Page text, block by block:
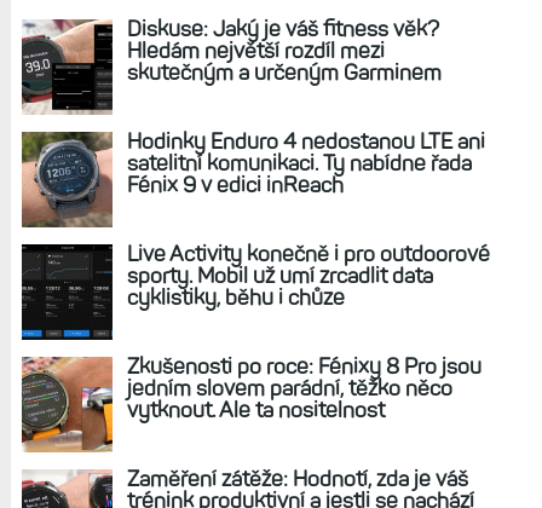
REKLAMA
AKTUÁLNĚ NA BLOGU
Hledám největší rozdíl mezi
skutečným a určeným Garminem
satelitní komunikaci. Ty nabídne řada
Fénix 9 v edici inReach